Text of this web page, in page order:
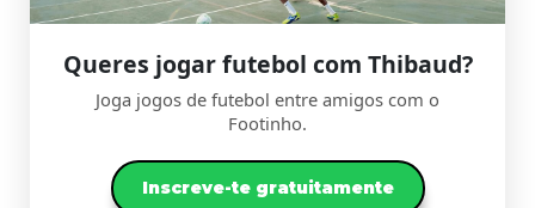
Queres jogar futebol com Thibaud?
Joga jogos de futebol entre amigos com o
Footinho.
Inscreve-te gratuitamente